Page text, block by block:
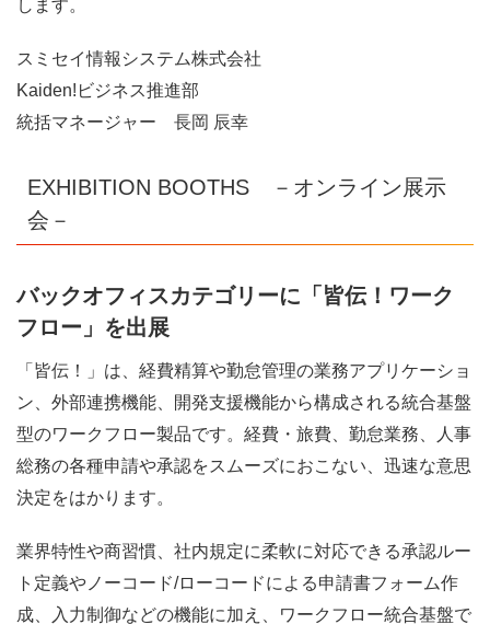
します。
スミセイ情報システム株式会社
Kaiden!ビジネス推進部
統括マネージャー 長岡 辰幸
EXHIBITION BOOTHS －オンライン展示
会－
バックオフィスカテゴリーに「皆伝！ワーク
フロー」を出展
「皆伝！」は、経費精算や勤怠管理の業務アプリケーショ
ン、外部連携機能、開発支援機能から構成される統合基盤
型のワークフロー製品です。経費・旅費、勤怠業務、人事
総務の各種申請や承認をスムーズにおこない、迅速な意思
決定をはかります。
業界特性や商習慣、社内規定に柔軟に対応できる承認ルー
ト定義やノーコード/ローコードによる申請書フォーム作
成、入力制御などの機能に加え、ワークフロー統合基盤で